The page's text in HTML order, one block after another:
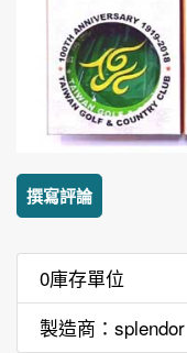
撰寫評論
0庫存單位
製造商：splendor